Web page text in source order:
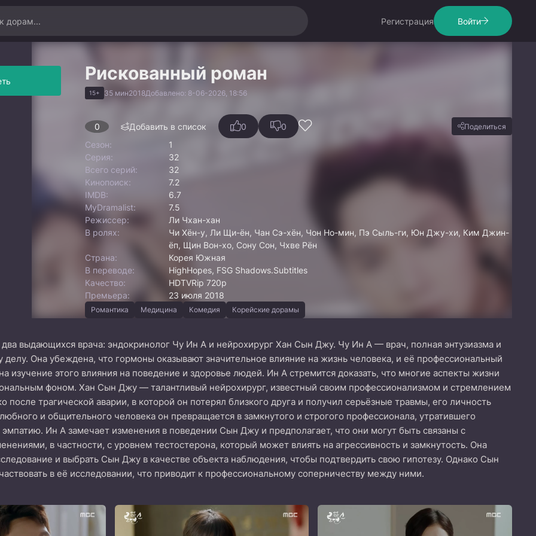
Регистрация Войти
Рискованный роман
15+ 35 мин2018Добавлено: 8-06-2026, 18:56
0 Добавить в список 0 0 Поделиться
Сезон:
1
Серия:
32
Всего серий:
32
Кинопоиск:
7.2
IMDB:
6.7
MyDramalist:
7.5
Режиссер:
Ли Чхан-хан
В ролях:
Чи Хён-у, Ли Щи-ён, Чан Сэ-хён, Чон Но-мин, Пэ Сыль-ги, Юн Джу-хи, Ким Джин-
ёп, Щин Вон-хо, Сону Сон, Чхве Рён
Страна:
Корея Южная
В переводе:
HighHopes, FSG Shadows.Subtitles
Качество:
HDTVRip 720p
Премьера:
23 июля 2018
Романтика Медицина Комедия Корейские дорамы
выдающихся врача: эндокринолог Чу Ин А и нейрохирург Хан Сын Джу. Чу Ин А — врач, полная энтузиазма и
делу. Она убеждена, что гормоны оказывают значительное влияние на жизнь человека, и её профессиональный
изучение этого влияния на поведение и здоровье людей. Ин А стремится доказать, что многие аспекты жизни
фоном. Хан Сын Джу — талантливый нейрохирург, известный своим профессионализмом и стремлением
после трагической аварии, в которой он потерял близкого друга и получил серьёзные травмы, его личность
и общительного человека он превращается в замкнутого и строгого профессионала, утратившего
Ин А замечает изменения в поведении Сын Джу и предполагает, что они могут быть связаны с
в частности, с уровнем тестостерона, который может влиять на агрессивность и замкнутость. Она
и выбрать Сын Джу в качестве объекта наблюдения, чтобы подтвердить свою гипотезу. Однако Сын
в её исследовании, что приводит к профессиональному соперничеству между ними.